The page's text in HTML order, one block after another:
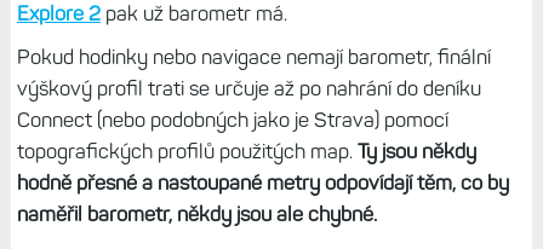
Explore 2pak už barometr má.
Pokud hodinky nebo navigace nemají barometr, finální
výškový profil trati se určuje až po nahrání do deníku
Connect (nebo podobných jako je Strava) pomocí
topografických profilů použitých map. Ty jsou někdy
hodně přesné a nastoupané metry odpovídají těm, co by
naměřil barometr, někdy jsou ale chybné.